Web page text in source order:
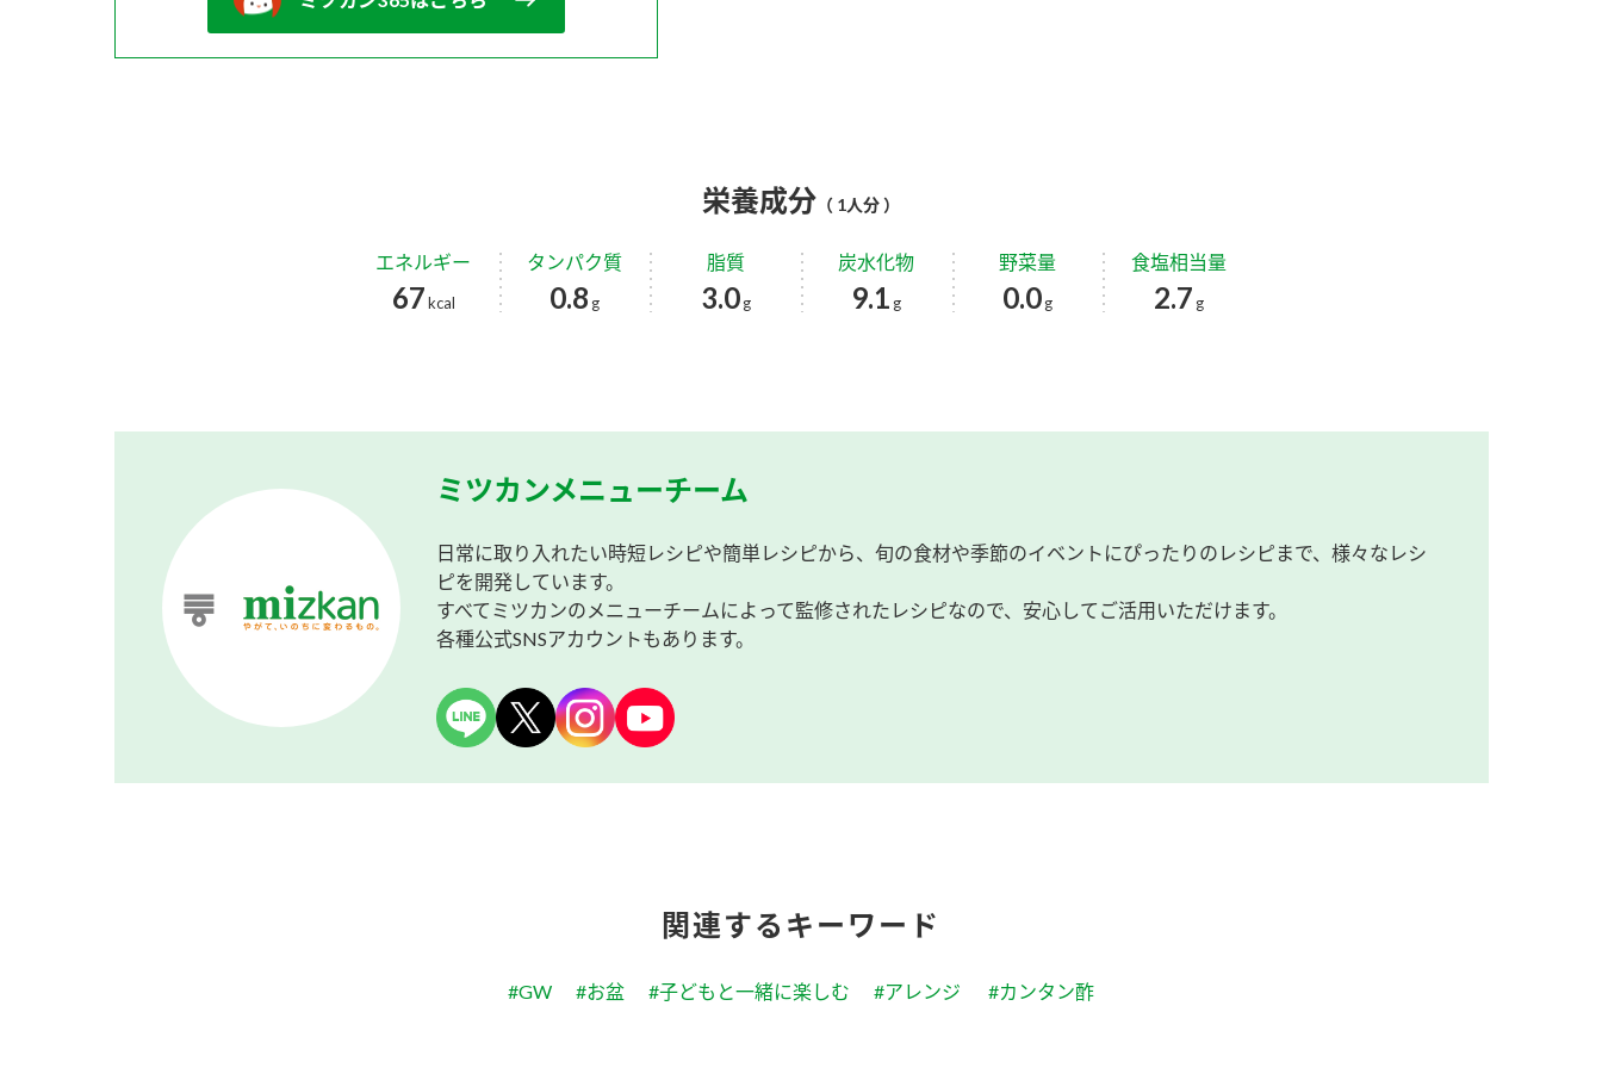
栄養成分 （ 1人分 ）
エネルギー
67kcal
タンパク質
0.8 g
脂質
3.0 g
炭水化物
9.1 g
野菜量
0.0g
食塩相当量
2.7 g
ミツカンメニューチーム
日常に取り入れたい時短レシピや簡単レシピから、旬の食材や季節のイベントにぴったりのレシピまで、様々なレシ
ピを開発しています。
すべてミツカンのメニューチームによって監修されたレシピなので、安心してご活用いただけます。
各種公式SNSアカウントもあります。
関連するキーワード
#GW #お盆 #子どもと一緒に楽しむ #アレンジ #カンタン酢